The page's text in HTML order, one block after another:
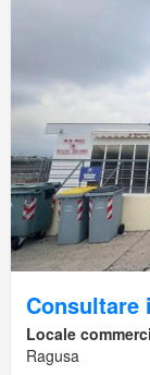
Consultare
Locale
Ragusa